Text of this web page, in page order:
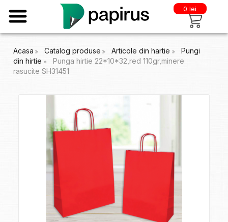
0 lei
Acasa Catalog produse Articole din hartie
Pungi
din hirtie
Punga hirtie 22*10*32,red 110gr,minere
rasucite SH31451